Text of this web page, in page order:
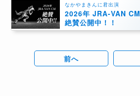
なかやまきんに君出演
2026年 JRA-VAN CM
絶賛公開中！！
前へ